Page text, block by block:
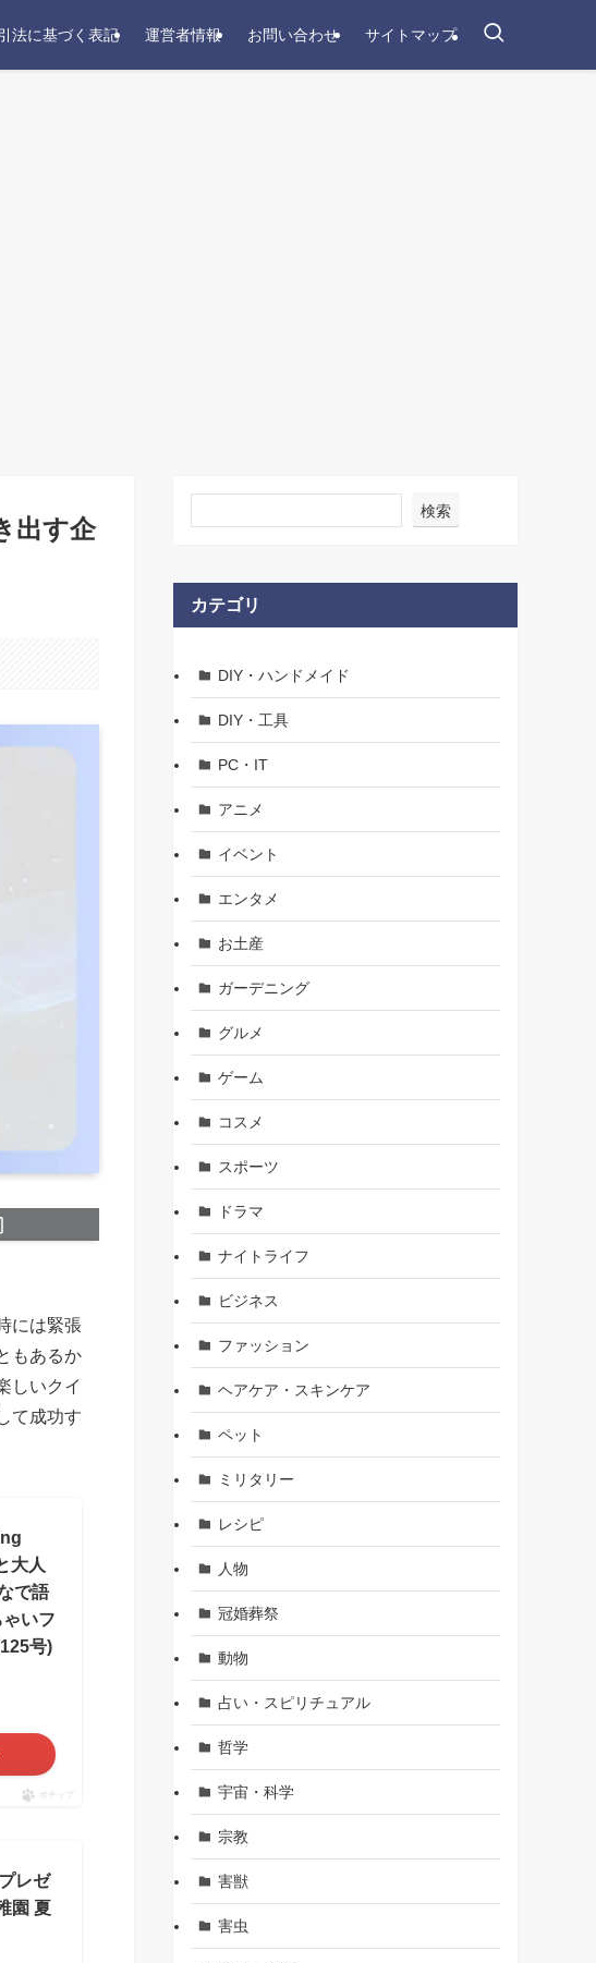
法に基づく表記 運営者情報 お問い合わせ サイトマップ
出す企
には緊張
もあるか
しいクイ
て成功す
大人
で語
いフ
号)
ポチップ
レゼ
園 夏
検索
カテゴリ
DIY・ハンドメイド
DIY・工具
PC・IT
アニメ
イベント
エンタメ
お土産
ガーデニング
グルメ
ゲーム
コスメ
スポーツ
ドラマ
ナイトライフ
ビジネス
ファッション
ヘアケア・スキンケア
ペット
ミリタリー
レシピ
人物
冠婚葬祭
動物
占い・スピリチュアル
哲学
宇宙・科学
宗教
害獣
害虫